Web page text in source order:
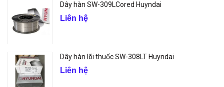
Dây hàn SW-309LCored Huyndai
Liên hệ
Dây hàn lõi thuốc SW-308LT Huyndai
Liên hệ